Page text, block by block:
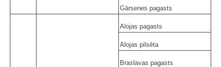
Gārsenes pagasts
Alojas pagasts
Alojas pilsēta
Braslavas pagasts